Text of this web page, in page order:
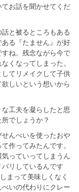
お話を聞かせてくだ
と被るところもある
る『たません』が好
ね。残念ながら今で
くなってしまった。
てリメイクして子供
しいという想いから
工夫を凝らしたと思
でしょうか？
んべいを使ったおや
作ってみたんです。
っていってしまうん
リしているんです
まって美味しくなく
いの代わりにクレー